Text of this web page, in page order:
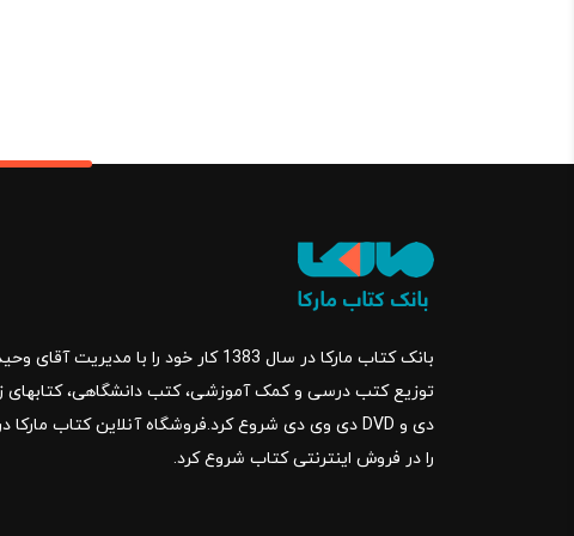
بانک کتاب مارکا در سال 1383 کار خود را با
را در فروش اینترنتی کتاب شروع کرد.